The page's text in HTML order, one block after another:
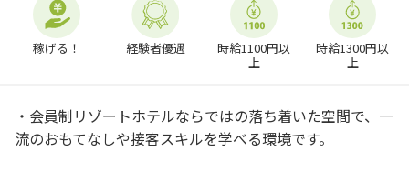
稼げる！ 経験者優遇
時給1100円以
上
時給1300円以
上
・会員制リゾートホテルならではの落ち着いた空間で、一
流のおもてなしや接客スキルを学べる環境です。